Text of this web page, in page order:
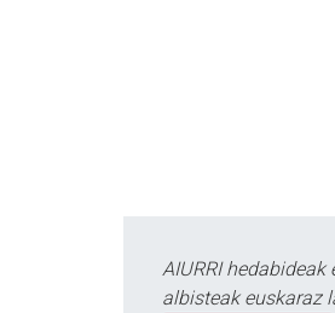
AIURRI
albisteak euskaraz